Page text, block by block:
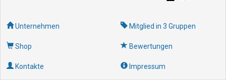
Unternehmen Mitglied in 3 Gruppen
Shop Bewertungen
Kontakte Impressum